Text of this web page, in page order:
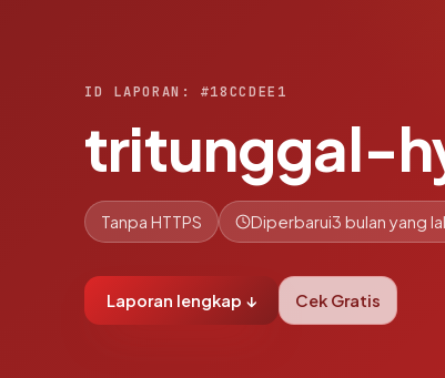
ID LAPORAN: #18CCDEE1
tritunggal-
Tanpa HTTPS Diperbarui3 bulan yang
Laporan lengkap ↓ Cek Gratis